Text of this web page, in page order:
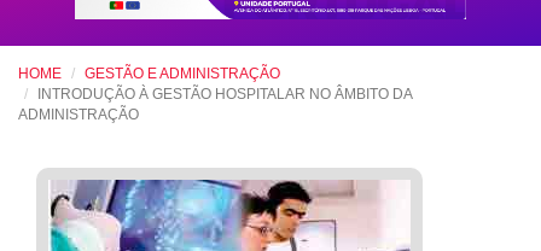
HOME
GESTÃO E ADMINISTRAÇÃO
INTRODUÇÃO À GESTÃO HOSPITALAR NO ÂMBITO DA
ADMINISTRAÇÃO